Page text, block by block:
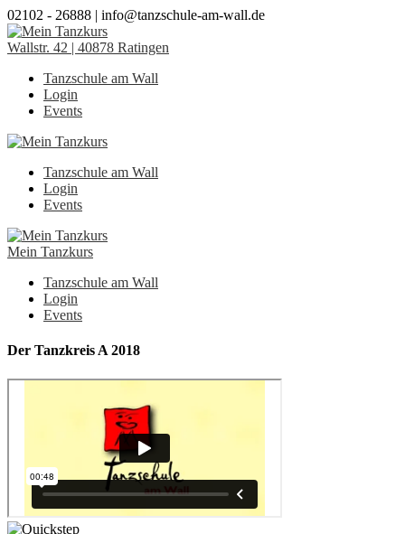
02102 - 26888 | info@tanzschule-am-wall.de
Wallstr. 42 | 40878 Ratingen
Tanzschule am Wall
Login
Events
Tanzschule am Wall
Login
Events
Mein Tanzkurs
Tanzschule am Wall
Login
Events
Der Tanzkreis A 2018